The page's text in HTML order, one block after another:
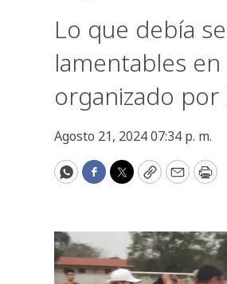
Lo que debía
lamentables
organizado por
Agosto 21, 2024 07:34 p. m.
WhatsApp
Facebook
Twitter
CopyEmail